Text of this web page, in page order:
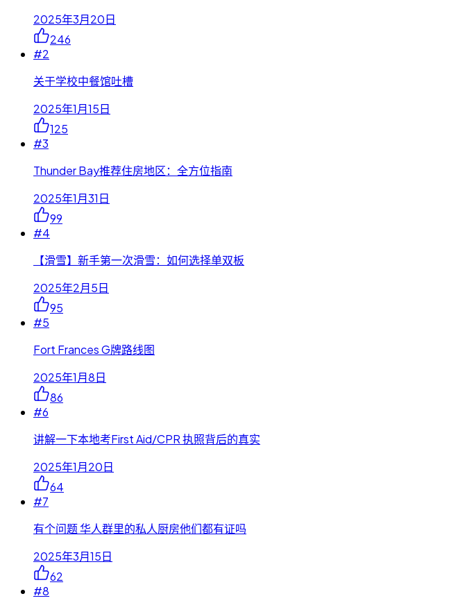
2025年3月20日
246
#2
关于学校中餐馆吐槽
2025年1月15日
125
#3
Thunder Bay推荐住房地区：全方位指南
2025年1月31日
99
#4
【滑雪】新手第一次滑雪：如何选择单双板
2025年2月5日
95
#5
Fort Frances G牌路线图
2025年1月8日
86
#6
讲解一下本地考First Aid/CPR 执照背后的真实
2025年1月20日
64
#7
有个问题 华人群里的私人厨房他们都有证吗
2025年3月15日
62
#8